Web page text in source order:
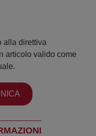
alla direttiva
articolo valido come